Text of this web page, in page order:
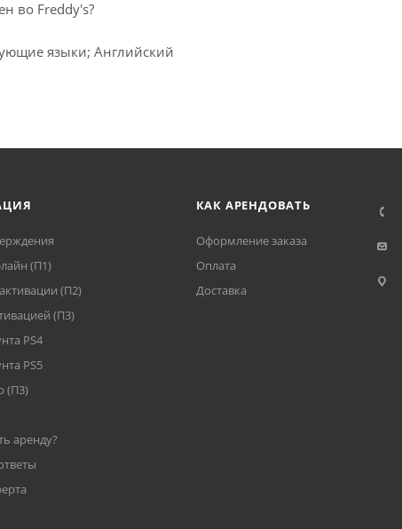
во Freddy's?
языки; Английский
(П1)
(П2)
(П3)
PS4
PS5
(П3)
аренду?
КАК АРЕНДОВАТЬ
Оформление заказа
Оплата
Доставка